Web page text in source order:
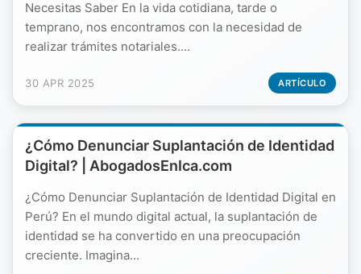
Necesitas Saber En la vida cotidiana, tarde o
temprano, nos encontramos con la necesidad de
realizar trámites notariales....
30 APR 2025 ARTÍCULO
¿Cómo Denunciar Suplantación de Identidad
Digital? | AbogadosEnIca.com
¿Cómo Denunciar Suplantación de Identidad Digital en
Perú? En el mundo digital actual, la suplantación de
identidad se ha convertido en una preocupación
creciente. Imagina...